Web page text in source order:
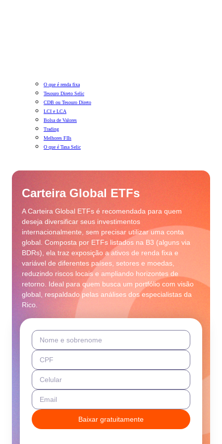
O que é renda fixa
Tesouro Direto Selic
CDB ou Tesouro Direto
LCI e LCA
Bolsa de Valores
Trading
Melhores FIIs
O que é Taxa Selic
Carteira Global ETFs
A Carteira Global ETFs é recomendada para quem
deseja diversificar seus investimentos
internacionalmente, sem precisar utilizar uma conta
global. Composta por ETFs listados na B3 (alguns via
BDRs), ela traz exposição a ativos de renda fixa e
variável de diferentes países, setores e moedas,
reduzindo riscos locais e ampliando horizontes de
retorno. Ideal para quem busca um portfólio com visão
global, respaldado pelas análises dos especialistas da
Rico.
Nome e sobrenome
CPF
Celular
Email
Baixar gratuitamente